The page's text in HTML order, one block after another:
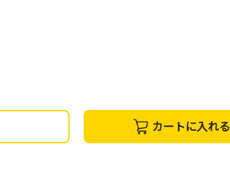
カートに入れる